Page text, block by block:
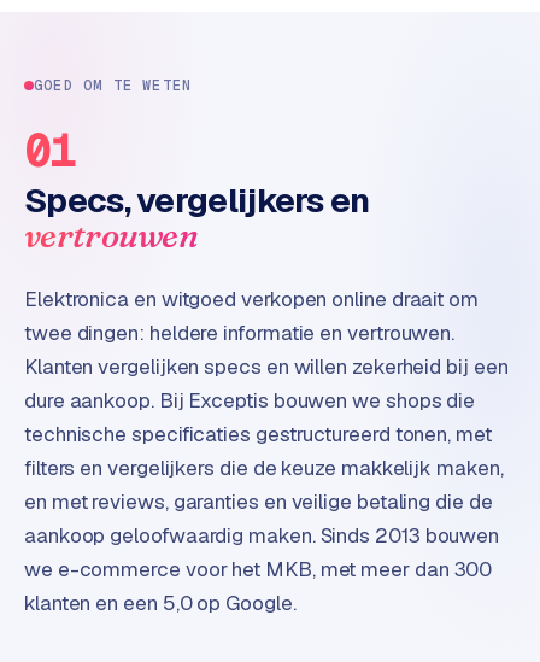
l
s
u
t
e
s
t
e
d
n
S
o
GOED OM TE WETEN
01
Specs, vergelijkers en
vertrouwen
Elektronica en witgoed verkopen online draait om
twee dingen: heldere informatie en vertrouwen.
Klanten vergelijken specs en willen zekerheid bij een
dure aankoop. Bij Exceptis bouwen we shops die
technische specificaties gestructureerd tonen, met
filters en vergelijkers die de keuze makkelijk maken,
en met reviews, garanties en veilige betaling die de
aankoop geloofwaardig maken. Sinds 2013 bouwen
we e-commerce voor het MKB, met meer dan 300
klanten en een 5,0 op Google.